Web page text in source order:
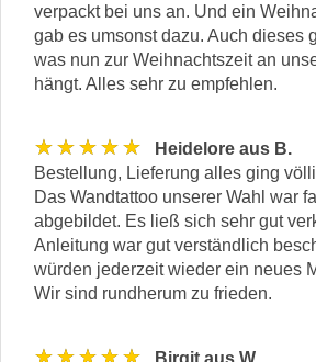
verpackt bei uns an. Und ein
gab es umsonst dazu. Auch dieses
was nun zur Weihnachtszeit an
hängt. Alles sehr zu empfehlen.
★★★★★
Heidelore aus B.
Bestellung, Lieferung alles ging
Das Wandtattoo unserer Wahl war
abgebildet. Es ließ sich sehr gut
Anleitung war gut verständlich
würden jederzeit wieder ein neues
Wir sind rundherum zu frieden.
★★★★★
Birgit aus W.